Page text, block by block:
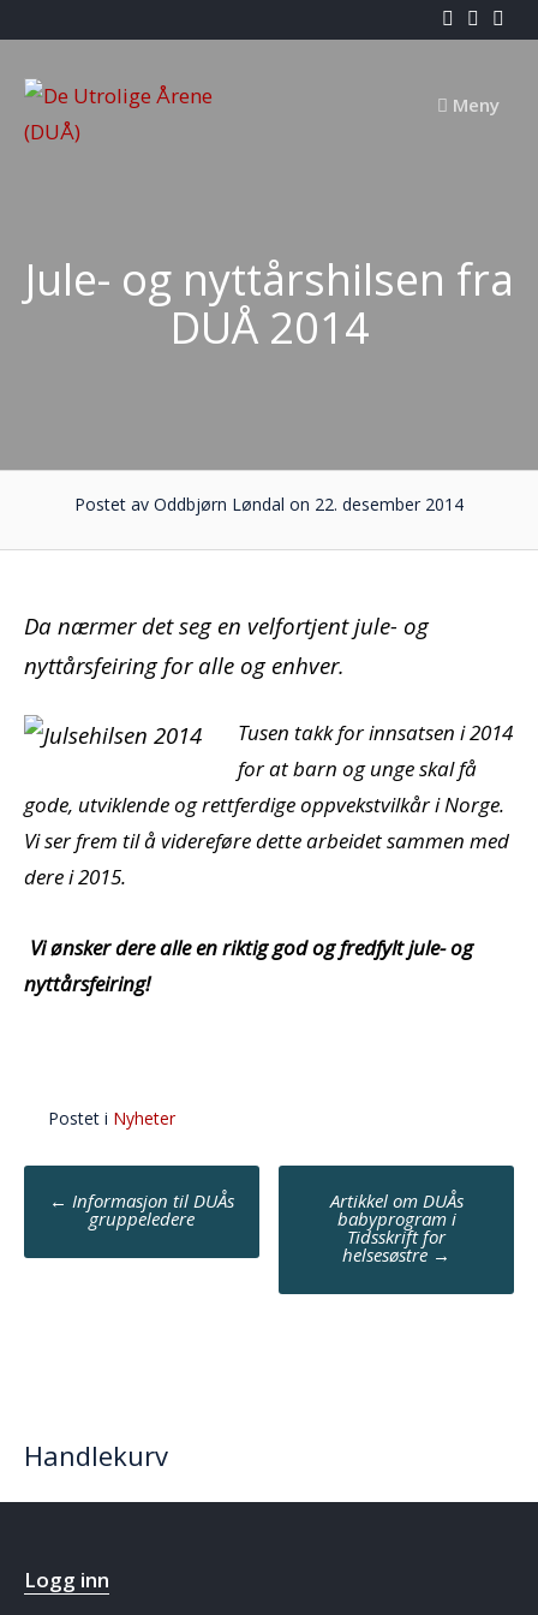
content
Meny
Jule- og nyttårshilsen fra
DUÅ 2014
Postet av Oddbjørn Løndal on 22. desember 2014
Da nærmer det seg en velfortjent jule- og
nyttårsfeiring for alle og enhver.
Tusen takk for innsatsen i 2014
for at barn og unge skal få
gode, utviklende og rettferdige oppvekstvilkår i Norge.
Vi ser frem til å videreføre dette arbeidet sammen med
dere i 2015.
Vi ønsker dere alle en riktig god og fredfylt jule- og
nyttårsfeiring!
Postet i Nyheter
navigation
← Informasjon til DUÅs
gruppeledere
Artikkel om DUÅs
babyprogram i
Tidsskrift for
helsesøstre →
Handlekurv
Logg inn